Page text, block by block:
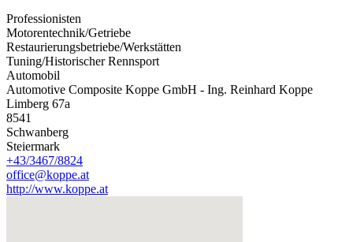
Professionisten
Motorentechnik/Getriebe
Restaurierungsbetriebe/Werkstätten
Tuning/Historischer Rennsport
Automobil
Automotive Composite Koppe GmbH - Ing. Reinhard Koppe
Limberg 67a
8541
Schwanberg
Steiermark
+43/3467/8824
office@koppe.at
http://www.koppe.at